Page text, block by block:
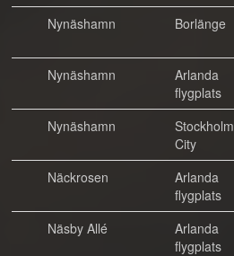
Nynäshamn
Borlänge
Nynäshamn
Arlanda
flygplats
Nynäshamn
Stockholm
City
Näckrosen
Arlanda
flygplats
Näsby Allé
Arlanda
flygplats